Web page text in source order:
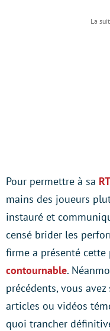
Pour permettre à sa
mains des joueurs
instauré et
censé brider les
firme a présenté
contournable.
précédents, vous
articles ou vidéos
quoi trancher